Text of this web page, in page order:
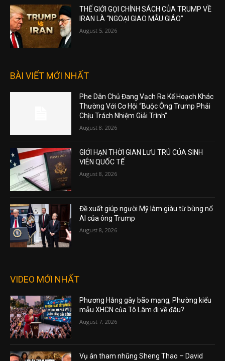
THẾ GIỚI GỌI CHÍNH SÁCH CỦA TRUMP VỀ
IRAN LÀ “NGOẠI GIAO MẪU GIÁO”
August 5, 2026
BÀI VIẾT MỚI NHẤT
Phe Dân Chủ Đang Vạch Ra Kế Hoạch Khác
Thường Với Cơ Hội “Buộc Ông Trump Phải
Chịu Trách Nhiệm Giải Trình”.
August 8, 2026
GIỚI HẠN THỜI GIAN LƯU TRÚ CỦA SINH
VIÊN QUỐC TẾ
August 8, 2026
Đề xuất giúp người Mỹ làm giàu từ bùng nổ
AI của ông Trump
August 8, 2026
VIDEO MỚI NHẤT
Phương Hằng gây bão mạng, Phường kiểu
mẫu XHCN của Tô Lâm đi về đâu?
August 7, 2026
Vụ án tham nhũng Sheng Thao – David